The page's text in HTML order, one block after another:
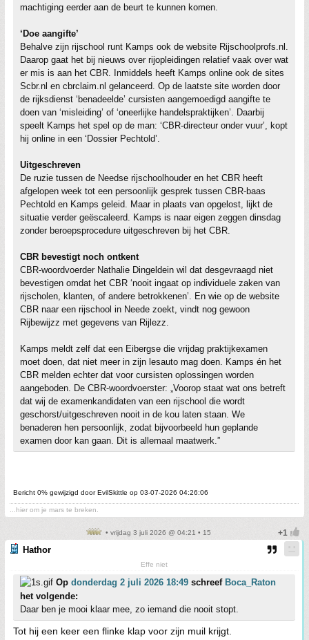
machtiging eerder aan de beurt te kunnen komen.
‘Doe aangifte’
Behalve zijn rijschool runt Kamps ook de website Rijschoolprofs.nl.
Daarop gaat het bij nieuws over rijopleidingen relatief vaak over wat
er mis is aan het CBR. Inmiddels heeft Kamps online ook de sites
Scbr.nl en cbrclaim.nl gelanceerd. Op de laatste site worden door
de rijksdienst ‘benadeelde’ cursisten aangemoedigd aangifte te
doen van ‘misleiding’ of ‘oneerlijke handelspraktijken’. Daarbij
speelt Kamps het spel op de man: ‘CBR-directeur onder vuur’, kopt
hij online in een ‘Dossier Pechtold’.
Uitgeschreven
De ruzie tussen de Needse rijschoolhouder en het CBR heeft
afgelopen week tot een persoonlijk gesprek tussen CBR-baas
Pechtold en Kamps geleid. Maar in plaats van opgelost, lijkt de
situatie verder geëscaleerd. Kamps is naar eigen zeggen dinsdag
zonder beroepsprocedure uitgeschreven bij het CBR.
CBR bevestigt noch ontkent
CBR-woordvoerder Nathalie Dingeldein wil dat desgevraagd niet
bevestigen omdat het CBR ‘nooit ingaat op individuele zaken van
rijscholen, klanten, of andere betrokkenen’. En wie op de website
CBR naar een rijschool in Neede zoekt, vindt nog gewoon
Rijbewijzz met gegevens van Rijlezz.
Kamps meldt zelf dat een Eibergse die vrijdag praktijkexamen
moet doen, dat niet meer in zijn lesauto mag doen. Kamps én het
CBR melden echter dat voor cursisten oplossingen worden
aangeboden. De CBR-woordvoerster: „Voorop staat wat ons betreft
dat wij de examenkandidaten van een rijschool die wordt
geschorst/uitgeschreven nooit in de kou laten staan. We
benaderen hen persoonlijk, zodat bijvoorbeeld hun geplande
examen door kan gaan. Dit is allemaal maatwerk.”
Bericht 0% gewijzigd door EvilSkittle op 03-07-2026 04:26:06
...hier om je mars te breken.
• vrijdag 3 juli 2026 @ 04:21 • 15
Hathor
Effe niet
Op donderdag 2 juli 2026 18:49 schreef Boca_Raton
het volgende:
Daar ben je mooi klaar mee, zo iemand die nooit stopt.
Tot hij een keer een flinke klap voor zijn muil krijgt.